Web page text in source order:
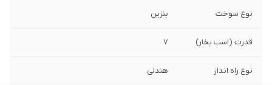
نوع سوخت بنزین
قدرت (اسب بخار) ۷
نوع راه انداز هندلی